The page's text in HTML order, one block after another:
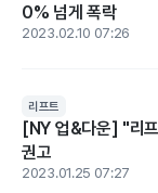
0% 넘게 폭락
2023.02.10 07:26
리프트
[NY 업&다운] "리
권고
2023.01.25 07:27